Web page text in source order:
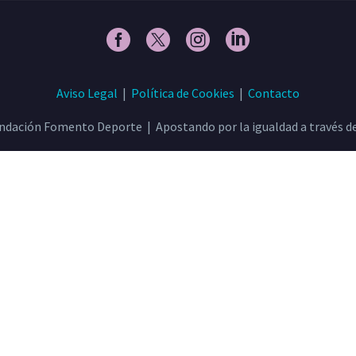
Aviso Legal | Política de Cookies | Contacto
Fomento Deporte | Apostando por la igualdad a través